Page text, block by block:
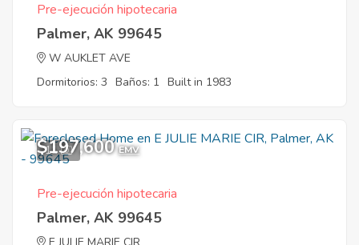
Pre-ejecución hipotecaria
Palmer, AK 99645
W AUKLET AVE
Dormitorios: 3 Baños: 1 Built in 1983
11
$197,600 EMV
Pre-ejecución hipotecaria
Palmer, AK 99645